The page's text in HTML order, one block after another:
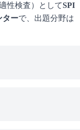
性検査）としてSPI
ターで、 出題分野は